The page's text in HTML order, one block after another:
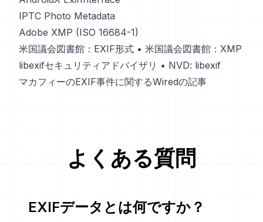
IPTC Photo Metadata
Adobe XMP (ISO 16684-1)
米国議会図書館：EXIF形式 • 米国議会図書館：XMP
libexifセキュリティアドバイザリ • NVD: libexif
マカフィーのEXIF事件に関するWiredの記事
よくある質問
EXIFデータとは何ですか？